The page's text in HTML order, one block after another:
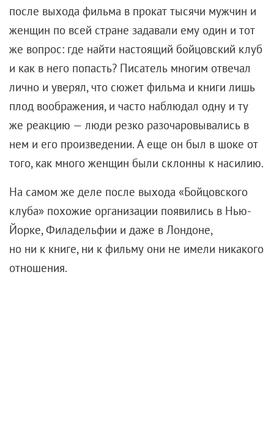
после выхода фильма в прокат тысячи мужчин и
женщин по всей стране задавали ему один и тот
же вопрос: где найти настоящий бойцовский клуб
и как в него попасть? Писатель многим отвечал
лично и уверял, что сюжет фильма и книги лишь
плод воображения, и часто наблюдал одну и ту
же реакцию — люди резко разочаровывались в
нем и его произведении. А еще он был в шоке от
того, как много женщин были склонны к насилию.
На самом же деле после выхода «Бойцовского
клуба» похожие организации появились в Нью-
Йорке, Филадельфии и даже в Лондоне,
но ни к книге, ни к фильму они не имели никакого
отношения.